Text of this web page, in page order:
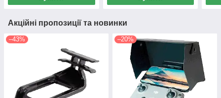
Акційні пропозиції та новинки
–43% –20%